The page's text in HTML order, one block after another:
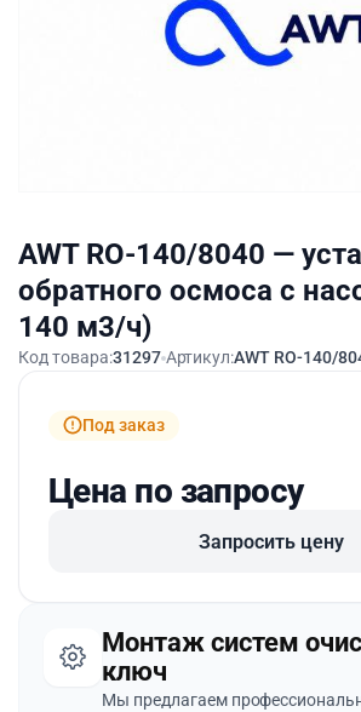
AWT RO-140/8040 —
обратного осмоса с
140 м3/ч)
Код товара:31297 Артикул:AWT RO-140/
Под заказ
Цена по запросу
Запросить цену
Монтаж систем
ключ
Мы предлагаем